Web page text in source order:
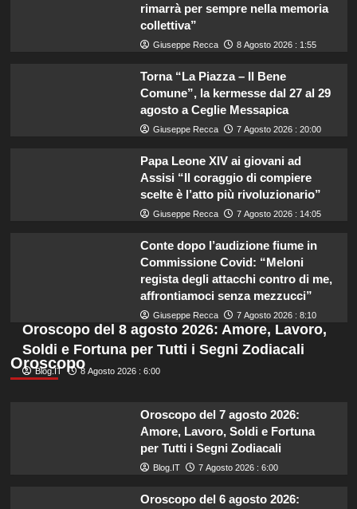
rimarrà per sempre nella memoria
collettiva”
Giuseppe Recca 8 Agosto 2026 : 1:55
Torna “La Piazza – Il Bene
Comune”, la kermesse dal 27 al 29
agosto a Ceglie Messapica
Giuseppe Recca 7 Agosto 2026 : 20:00
Papa Leone XIV ai giovani ad
Assisi “Il coraggio di compiere
scelte è l’atto più rivoluzionario”
Giuseppe Recca 7 Agosto 2026 : 14:05
Conte dopo l’audizione fiume in
Commissione Covid: “Meloni
regista degli attacchi contro di me,
affrontiamoci senza mezzucci”
Giuseppe Recca 7 Agosto 2026 : 8:10
Oroscopo
Oroscopo del 8 agosto 2026: Amore, Lavoro,
Soldi e Fortuna per Tutti i Segni Zodiacali
Blog.IT 8 Agosto 2026 : 6:00
Oroscopo del 7 agosto 2026:
Amore, Lavoro, Soldi e Fortuna
per Tutti i Segni Zodiacali
Blog.IT 7 Agosto 2026 : 6:00
Oroscopo del 6 agosto 2026: